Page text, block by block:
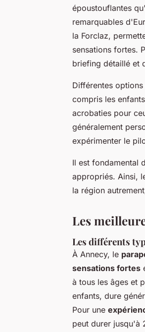
époustouflantes
remarquables
la Forclaz,
sensations fortes.
briefing détaillé et
Différentes
compris les
acrobaties pour
généralement
expérimenter le
Il est fondamental
appropriés. Ainsi,
la région
Les
Les différents
À Annecy, le
sensations fortes
à tous les âges et
enfants, dure
Pour une
peut durer jusqu'à